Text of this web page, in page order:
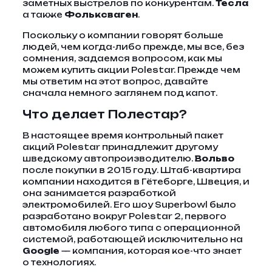
заметных выстрелов по конкурентам.Тесла
а также Фольксваген.
Поскольку о компании говорят больше
людей, чем когда-либо прежде, мы все, без
сомнения, задаемся вопросом, как мы
можем купить акции Polestar. Прежде чем
мы ответим на этот вопрос, давайте
сначала немного заглянем под капот.
Что делает Полестар?
В настоящее время контрольный пакет
акций Polestar принадлежит другому
шведскому автопроизводителю.Вольво
после покупки в 2015 году. Штаб-квартира
компании находится в Гётеборге, Швеция, и
она занимается разработкой
электромобилей. Его шоу Superbowl было
разработано вокруг Polestar 2, первого
автомобиля любого типа с операционной
системой, работающей исключительно на
Google — компания, которая кое-что знает
о технологиях.